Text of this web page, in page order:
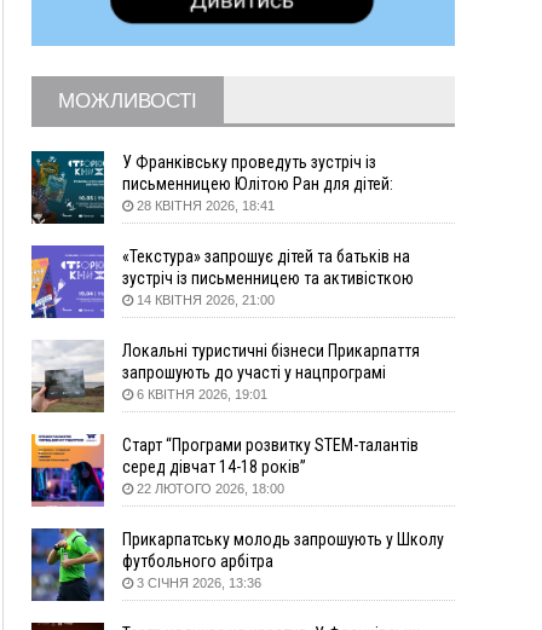
новобудов і рекордсмен за зростанням цін на
16:20
У Франківську дружина загиблого воїна
створила організацію «КОД 7'Я», аби
15:57
У Коломиї на одній з вулиць встановлять
комплекс автоматичної фіксації швидкості
Прикарпаття
15:00
На Закарпатті викрили масштабну схему
незаконного виключення
14:31
«Багато питань буде знято». На громадських
слуханнях в Яремче обговорили, як вирішити
питання джипінгу в Карпатах
13:54
5 «тихих» хвороб, які виявляє профілактичне
обстеження
13:30
ФОТО На Надрічній тривають останні
12:57
У Франківську зафіксували найбільшу спеку за
всю історію спостережень
12:24
Лікування наркоманії Київ: чому важливо
МОЖЛИВОСТІ
У Франківську проведуть зустріч із
письменницею Юлітою Ран для дітей:
говоритимуть про серію книг про Мавку
28 КВІТНЯ 2026, 18:41
«Текстура» запрошує дітей та батьків на
зустріч із письменницею та активісткою
Анною Повх
14 КВІТНЯ 2026, 21:00
Локальні туристичні бізнеси Прикарпаття
запрошують до участі у нацпрограмі
«Подорож до себе»
6 КВІТНЯ 2026, 19:01
Старт “Програми розвитку STEM-талантів
серед дівчат 14-18 років”
22 ЛЮТОГО 2026, 18:00
Прикарпатську молодь запрошують у Школу
футбольного арбітра
3 СІЧНЯ 2026, 13:36